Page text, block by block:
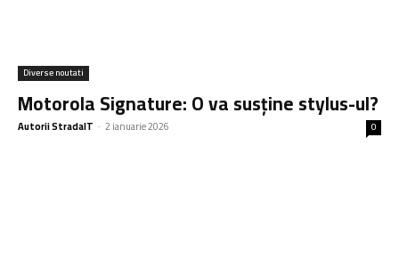
Diverse noutati
Motorola Signature: O va susține stylus-ul?
Autorii StradaIT - 2 ianuarie 2026 0